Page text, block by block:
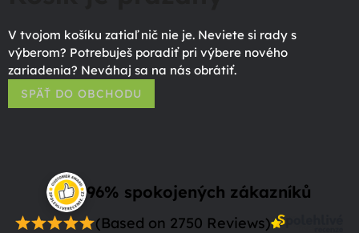
V tvojom košíku zatiaľ nič nie je. Neviete si rady s
výberom? Potrebuješ poradiť pri výbere nového
zariadenia? Neváhaj sa na nás obrátiť.
SPÄŤ DO OBCHODU
96% spokojených zákazníků
(Based on 2750 Reviews)